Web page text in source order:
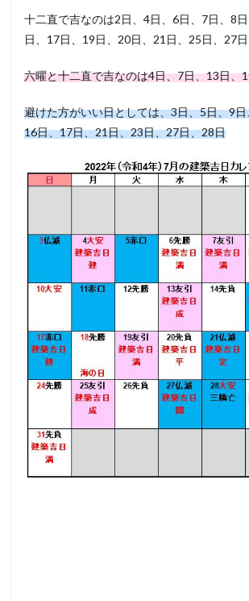
十二直で吉なのは2日、4日、6日、7日、8
日、17日、19日、20日、21日、25日、27
六曜と十二直で吉なのは4日、7日、13日、
避けた方がいい日としては、3日、5日、9
16日、17日、21日、23日、27日、28日